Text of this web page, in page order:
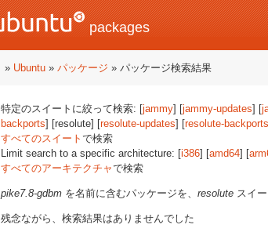
packages
» Ubuntu » パッケージ » パッケージ検索結果
特定のスイートに絞って検索: [jammy] [jammy-updates] [
backports] [resolute] [resolute-updates] [resolute-backports
すべてのスイート で検索
Limit search to a specific architecture: [i386] [amd64] [
すべてのアーキテクチャで検索
pike7.8-gdbm を名前に含むパッケージを、 resolute スイ
残念ながら、検索結果はありませんでした